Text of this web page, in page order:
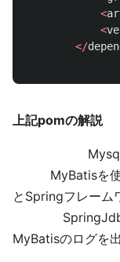
<
<
</
上記pomの解説
Mysql(DB)と
MyBatisを使
とSpringフレーム
SpringJdbc
MyBatisのログを